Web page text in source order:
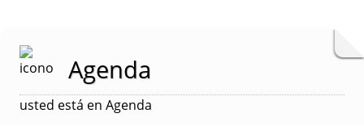
Agenda
usted está en Agenda